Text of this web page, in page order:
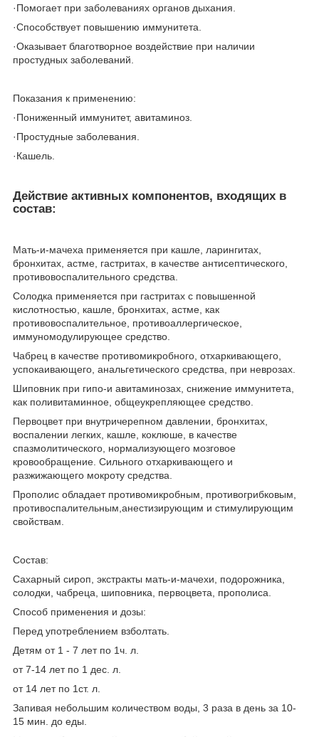
·Помогает при заболеваниях органов дыхания.
·Способствует повышению иммунитета.
·Оказывает благотворное воздействие при наличии
простудных заболеваний.
Показания к применению:
·Пониженный иммунитет, авитаминоз.
·Простудные заболевания.
·Кашель.
Действие активных компонентов, входящих в
состав:
Мать-и-мачеха применяется при кашле, ларингитах,
бронхитах, астме, гастритах, в качестве антисептического,
противовоспалительного средства.
Солодка применяется при гастритах с повышенной
кислотностью, кашле, бронхитах, астме, как
противовоспалительное, противоаллергическое,
иммуномодулирующее средство.
Чабрец в качестве противомикробного, отхаркивающего,
успокаивающего, анальгетического средства, при неврозах.
Шиповник при гипо-и авитаминозах, снижение иммунитета,
как поливитаминное, общеукрепляющее средство.
Первоцвет при внутричерепном давлении, бронхитах,
воспалении легких, кашле, коклюше, в качестве
спазмолитического, нормализующего мозговое
кровообращение. Сильного отхаркивающего и
разжижающего мокроту средства.
Прополис обладает противомикробным, противогрибковым,
противоспалительным,анестизирующим и стимулирующим
свойствам.
Состав:
Сахарный сироп, экстракты мать-и-мачехи, подорожника,
солодки, чабреца, шиповника, первоцвета, прополиса.
Способ применения и дозы:
Перед употреблением взболтать.
Детям от 1 - 7 лет по 1ч. л.
от 7-14 лет по 1 дес. л.
от 14 лет по 1ст. л.
Запивая небольшим количеством воды, 3 раза в день за 10-
15 мин. до еды.